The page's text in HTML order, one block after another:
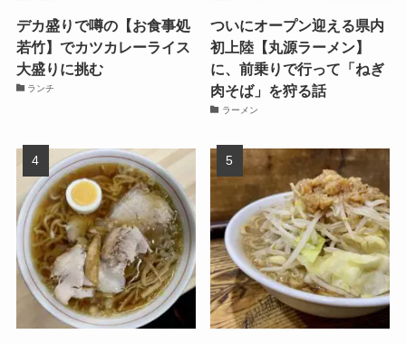
デカ盛りで噂の【お食事処
若竹】でカツカレーライス
大盛りに挑む
ランチ
ついにオープン迎える県内
初上陸【丸源ラーメン】
に、前乗りで行って「ねぎ
肉そば」を狩る話
ラーメン